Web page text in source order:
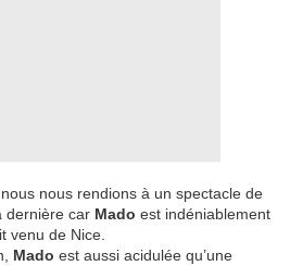
nous rendions à un spectacle de
dernière car Mado est indéniablement
venu de Nice.
Mado est aussi acidulée qu’une